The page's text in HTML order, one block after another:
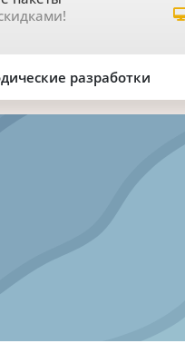
разработки